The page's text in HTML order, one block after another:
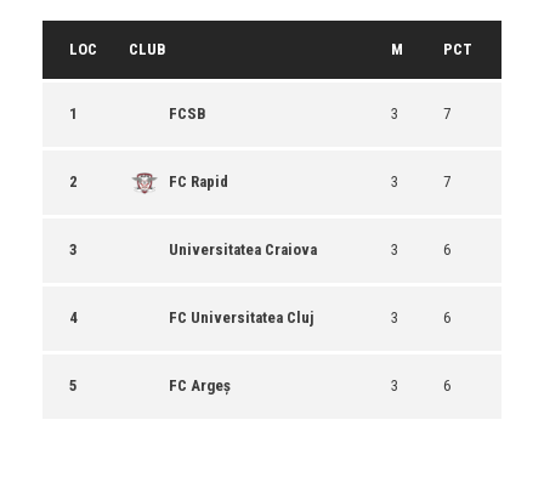
LOC CLUB M PCT
1 FCSB 3 7
2 FC Rapid 3 7
3 Universitatea Craiova 3 6
4 FC Universitatea Cluj 3 6
5 FC Argeș 3 6